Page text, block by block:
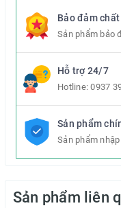
bào chết, tái tạo
hiệu quả trong
điều trị tình trạng
Bảo đảm
Sản phẩm bảo
Hỗ trợ 24/7
Hotline:0937
Sản phẩm
Sản phẩm
Sản phẩm liên